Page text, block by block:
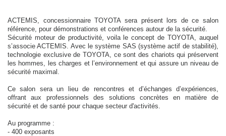
ACTEMIS, concessionnaire TOYOTA sera présent lors de ce salon
référence, pour démonstrations et conférences autour de la sécurité.
Sécurité moteur de productivité, voila le concept de TOYOTA, auquel
s’associe ACTEMIS. Avec le système SAS (système actif de stabilité),
technologie exclusive de TOYOTA, ce sont des chariots qui préservent
les hommes, les charges et l’environnement et qui assure un niveau de
sécurité maximal.
Ce salon sera un lieu de rencontres et d’échanges d’expériences,
offrant aux professionnels des solutions concrètes en matière de
sécurité et de santé pour chaque secteur d'activités.
Au programme :
- 400 exposants